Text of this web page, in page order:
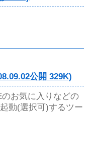
公開 329K)
お気に入りなどの
動(選択可)するツー